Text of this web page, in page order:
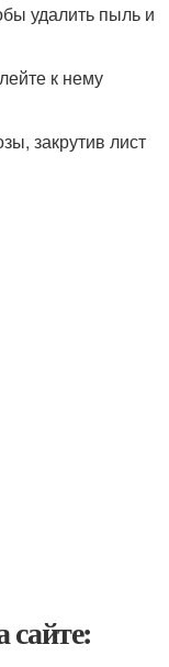
удалить пыль и
к нему
закрутив лист
сайте: